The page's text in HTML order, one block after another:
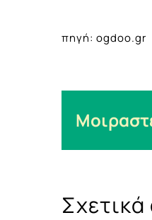
πηγή: ogdoo.gr